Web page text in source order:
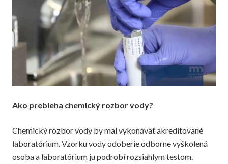
Ako prebieha chemický rozbor vody?
Chemický rozbor vody by mal vykonávať akreditované
laboratórium. Vzorku vody odoberie odborne vyškolená
osoba a laboratórium ju podrobí rozsiahlym testom.